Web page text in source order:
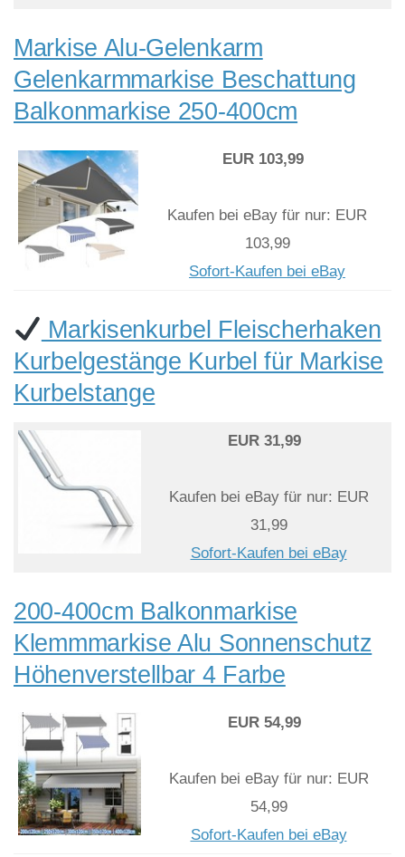
Markise Alu-Gelenkarm
Gelenkarmmarkise Beschattung
Balkonmarkise 250-400cm
EUR 103,99
Kaufen bei eBay für nur: EUR
103,99
Sofort-Kaufen bei eBay
Markisenkurbel Fleischerhaken
Kurbelgestänge Kurbel für Markise
Kurbelstange
EUR 31,99
Kaufen bei eBay für nur: EUR
31,99
Sofort-Kaufen bei eBay
200-400cm Balkonmarkise
Klemmmarkise Alu Sonnenschutz
Höhenverstellbar 4 Farbe
EUR 54,99
Kaufen bei eBay für nur: EUR
54,99
Sofort-Kaufen bei eBay